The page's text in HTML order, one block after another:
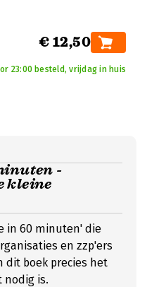
€ 12,50
23:00 besteld, vrijdag in huis
-
kleine
in 60 minuten' die
en zzp'ers
dit boek precies het
nodig is.